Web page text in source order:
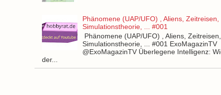
Phänomene (UAP/UFO) , Aliens, Zeitreisen,
Simulationstheorie, ... #001
Phänomene (UAP/UFO) , Aliens, Zeitreisen,
Simulationstheorie, ... #001 ExoMagazinTV
@ExoMagazinTV Überlegene Intelligenz:
der...